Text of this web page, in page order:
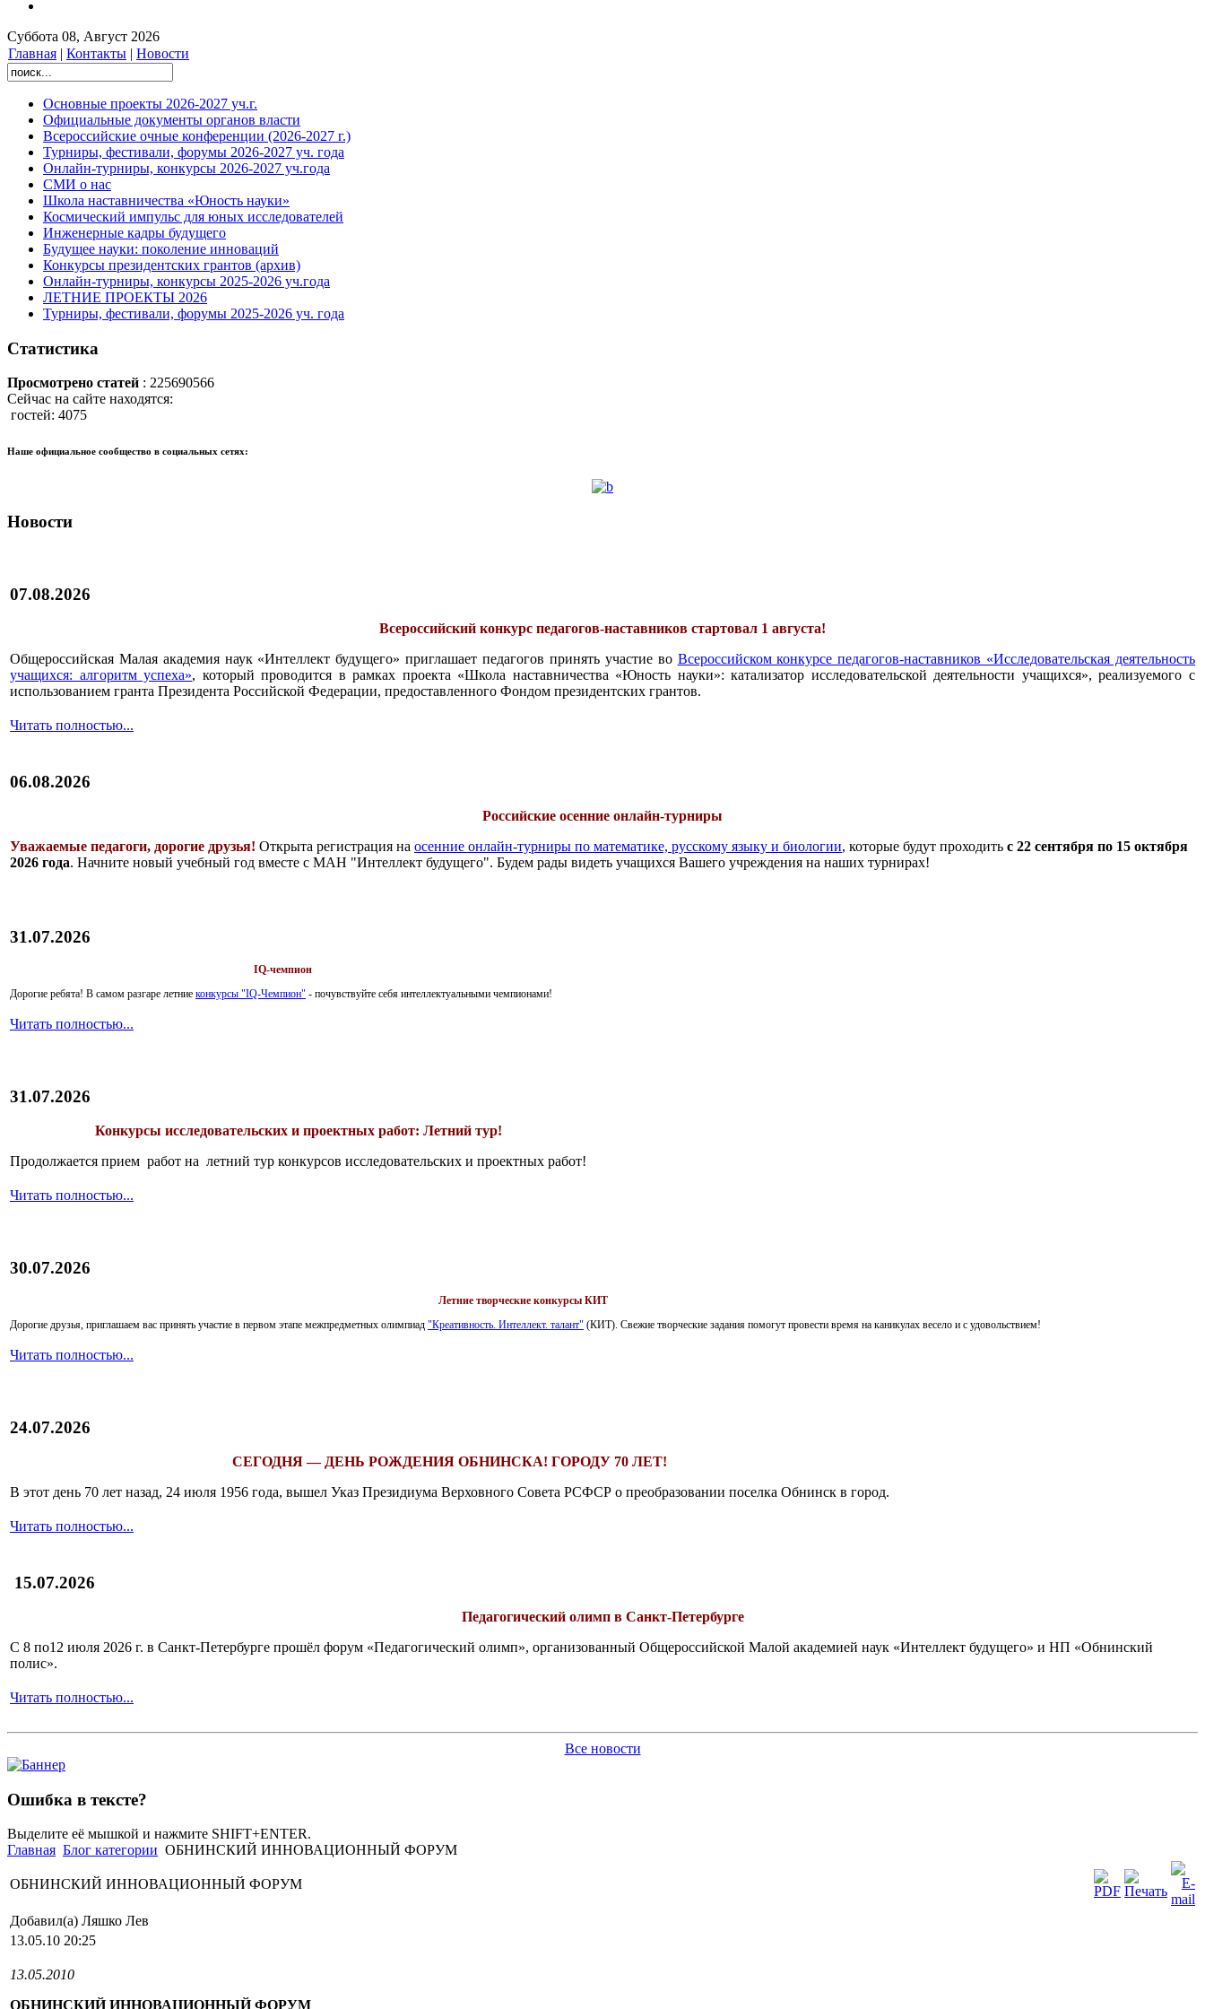
Суббота 08, Август 2026
Главная | Контакты | Новости
Основные проекты 2026-2027 уч.г.
Официальные документы органов власти
Всероссийские очные конференции (2026-2027 г.)
Турниры, фестивали, форумы 2026-2027 уч. года
Онлайн-турниры, конкурсы 2026-2027 уч.года
СМИ о нас
Школа наставничества «Юность науки»
Космический импульс для юных исследователей
Инженерные кадры будущего
Будущее науки: поколение инноваций
Конкурсы президентских грантов (архив)
Онлайн-турниры, конкурсы 2025-2026 уч.года
ЛЕТНИЕ ПРОЕКТЫ 2026
Турниры, фестивали, форумы 2025-2026 уч. года
Статистика
Просмотрено статей : 225690566
Сейчас на сайте находятся:
гостей: 4075
Наше официальное сообщество в социальных сетях:
Новости
07.08.2026
Всероссийский конкурс педагогов-наставников стартовал 1 августа!
Общероссийская Малая академия наук «Интеллект будущего» приглашает педагогов принять участие во Всероссийском конкурсе педагогов-наставников «Исследовательская деятельность
учащихся: алгоритм успеха», который проводится в рамках проекта «Школа наставничества «Юность науки»: катализатор исследовательской деятельности учащихся», реализуемого с
использованием гранта Президента Российской Федерации, предоставленного Фондом президентских грантов.
Читать полностью...
06.08.2026
Российские осенние онлайн-турниры
Уважаемые педагоги, дорогие друзья! Открыта регистрация на осенние онлайн-турниры по математике, русскому языку и биологии, которые будут проходить с 22 сентября по 15 октября
2026 года. Начните новый учебный год вместе с МАН "Интеллект будущего". Будем рады видеть учащихся Вашего учреждения на наших турнирах!
31.07.2026
IQ-чемпион
Дорогие ребята! В самом разгаре летние конкурсы "IQ-Чемпион" - почувствуйте себя интеллектуальными чемпионами!
Читать полностью...
31.07.2026
Конкурсы исследовательских и проектных работ: Летний тур!
Продолжается прием работ на летний тур конкурсов исследовательских и проектных работ!
Читать полностью...
30.07.2026
Летние творческие конкурсы КИТ
Дорогие друзья, приглашаем вас принять участие в первом этапе межпредметных олимпиад "Креативность. Интеллект. талант" (КИТ). Свежие творческие задания помогут провести время на каникулах весело и с удовольствием!
Читать полностью...
24.07.2026
СЕГОДНЯ — ДЕНЬ РОЖДЕНИЯ ОБНИНСКА! ГОРОДУ 70 ЛЕТ!
В этот день 70 лет назад, 24 июля 1956 года, вышел Указ Президиума Верховного Совета РСФСР о преобразовании поселка Обнинск в город.
Читать полностью...
15.07.2026
Педагогический олимп в Санкт-Петербурге
С 8 по12 июля 2026 г. в Санкт-Петербурге прошёл форум «Педагогический олимп», организованный Общероссийской Малой академией наук «Интеллект будущего» и НП «Обнинский
полис».
Читать полностью...
Все новости
Ошибка в тексте?
Выделите её мышкой и нажмите SHIFT+ENTER.
Главная Блог категории ОБНИНСКИЙ ИННОВАЦИОННЫЙ ФОРУМ
ОБНИНСКИЙ ИННОВАЦИОННЫЙ ФОРУМ
Добавил(а) Ляшко Лев
13.05.10 20:25
13.05.2010
ОБНИНСКИЙ ИННОВАЦИОННЫЙ ФОРУМ